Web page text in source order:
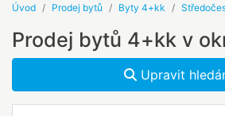
Úvod Prodej bytů Byty 4+kk
Prodej bytů 4+kk v
Upravit